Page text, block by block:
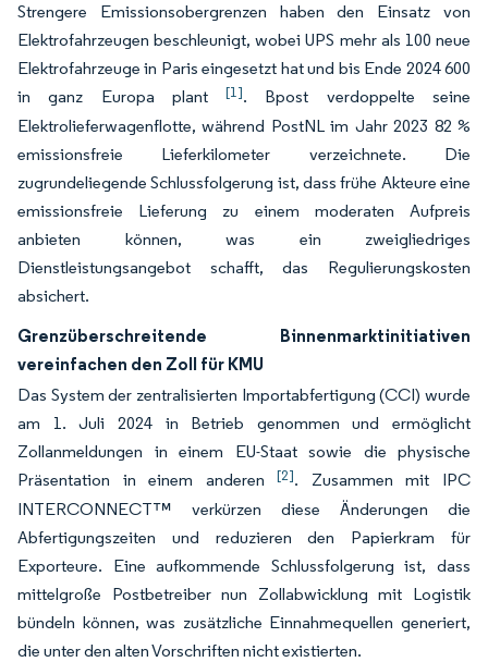
Strengere Emissionsobergrenzen haben den Einsatz von
Elektrofahrzeugen beschleunigt, wobei UPS mehr als 100 neue
Elektrofahrzeuge in Paris eingesetzt hat und bis Ende 2024 600
in ganz Europa plant[1]. Bpost verdoppelte seine
Elektrolieferwagenflotte, während PostNL im Jahr 2023 82 %
emissionsfreie Lieferkilometer verzeichnete. Die
zugrundeliegende Schlussfolgerung ist, dass frühe Akteure eine
emissionsfreie Lieferung zu einem moderaten Aufpreis
anbieten können, was ein zweigliedriges
Dienstleistungsangebot schafft, das Regulierungskosten
absichert.
Grenzüberschreitende Binnenmarktinitiativen
vereinfachen den Zoll für KMU
Das System der zentralisierten Importabfertigung (CCI) wurde
am 1. Juli 2024 in Betrieb genommen und ermöglicht
Zollanmeldungen in einem EU-Staat sowie die physische
Präsentation in einem anderen[2]. Zusammen mit IPC
INTERCONNECT™ verkürzen diese Änderungen die
Abfertigungszeiten und reduzieren den Papierkram für
Exporteure. Eine aufkommende Schlussfolgerung ist, dass
mittelgroße Postbetreiber nun Zollabwicklung mit Logistik
bündeln können, was zusätzliche Einnahmequellen generiert,
die unter den alten Vorschriften nicht existierten.